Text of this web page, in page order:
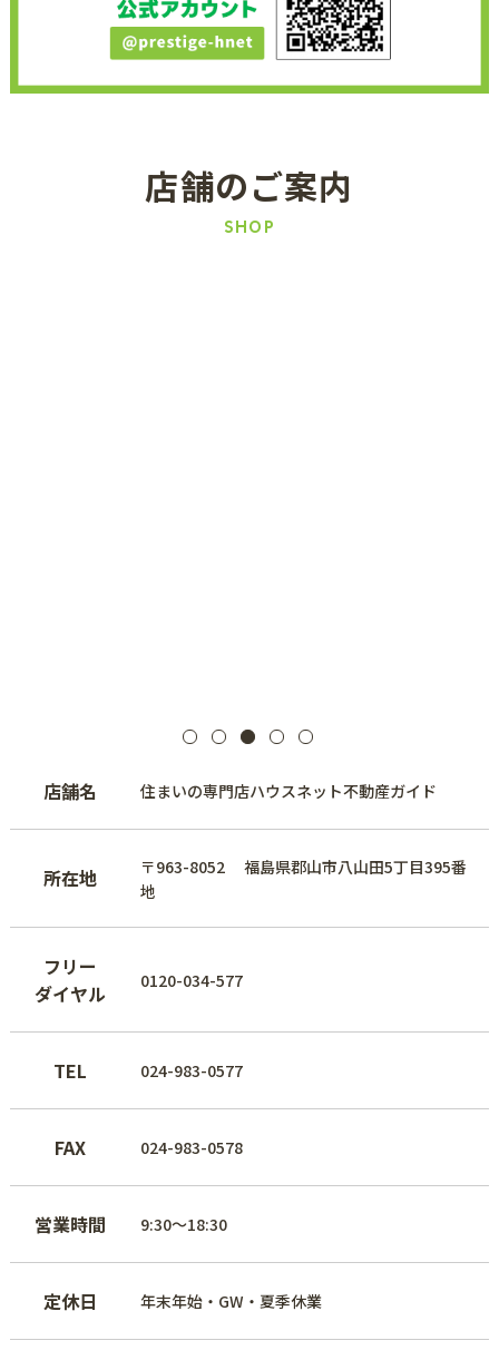
店舗のご案内
SHOP
店舗名 住まいの専門店ハウスネット不動産ガイド
所在地
〒963-8052 福島県郡山市八山田5丁目395番
地
フリー
ダイヤル
0120-034-577
TEL 024-983-0577
FAX 024-983-0578
営業時間 9:30～18:30
定休日 年末年始・GW・夏季休業